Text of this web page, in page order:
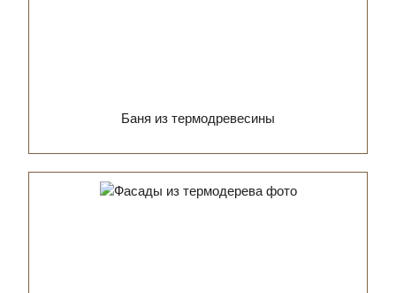
Баня из термодревесины